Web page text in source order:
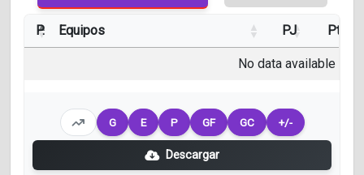
P. Equipos PJ Pts
No data available in
G E P GF GC +/-
Descargar